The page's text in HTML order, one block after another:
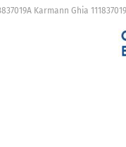
Karmann Ghia